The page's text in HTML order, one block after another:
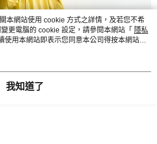
本網站使用 cookie 方式之詳情，及若您不希
更電腦的 cookie 設定，請參閱本網站「 隱私
使用本網站即表示您同意本公司得按本網站使
我知道了